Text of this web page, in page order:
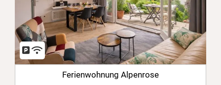
Ferienwohnung Alpenrose